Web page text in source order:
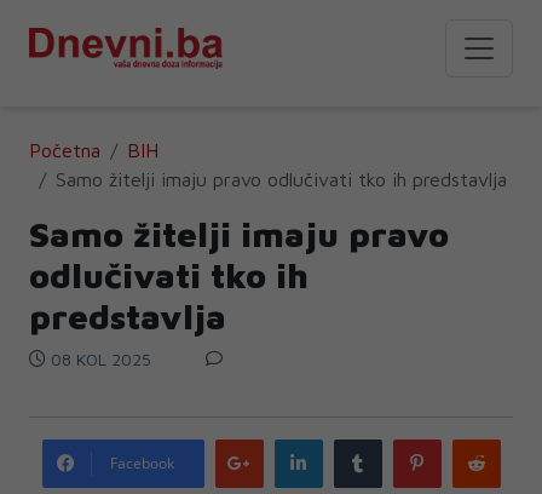
Početna
BIH
Samo žitelji imaju pravo odlučivati tko ih predstavlja
Samo žitelji imaju pravo
odlučivati tko ih
predstavlja
08 KOL 2025
Facebook
Google
plus
LinkedIn Tumblr Pinterest